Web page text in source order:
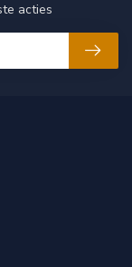
acties